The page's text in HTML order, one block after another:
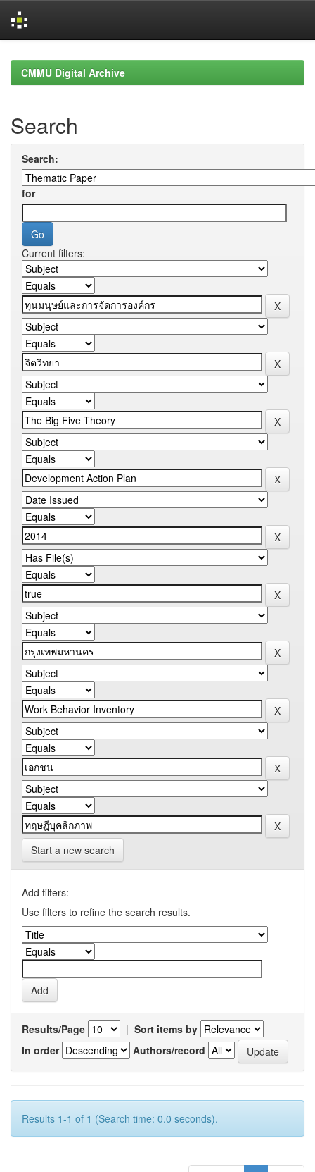
navigationCMMU Digital Archive
Search
Search:
for
Current filters:
Start a new search
Add filters:
Use filters to refine the search results.
Results/Page | Sort items by
In order
Authors/record
Results 1-1 of 1 (Search time: 0.0 seconds).